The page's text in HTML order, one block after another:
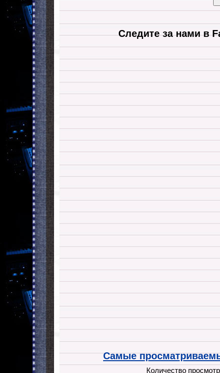
Следите за нами в
Самые
Количество